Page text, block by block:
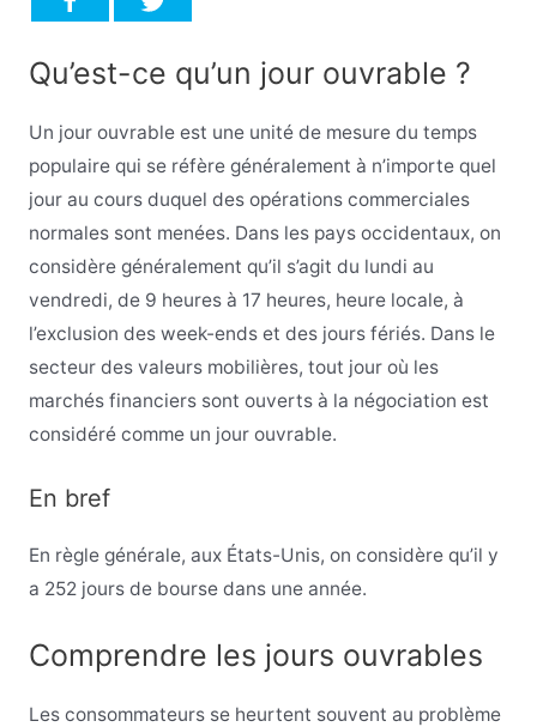
Qu’est-ce qu’un jour ouvrable ?
Un jour ouvrable est une unité de mesure du temps
populaire qui se réfère généralement à n’importe quel
jour au cours duquel des opérations commerciales
normales sont menées. Dans les pays occidentaux, on
considère généralement qu’il s’agit du lundi au
vendredi, de 9 heures à 17 heures, heure locale, à
l’exclusion des week-ends et des jours fériés. Dans le
secteur des valeurs mobilières, tout jour où les
marchés financiers sont ouverts à la négociation est
considéré comme un jour ouvrable.
En bref
En règle générale, aux États-Unis, on considère qu’il y
a 252 jours de bourse dans une année.
Comprendre les jours ouvrables
Les consommateurs se heurtent souvent au problème